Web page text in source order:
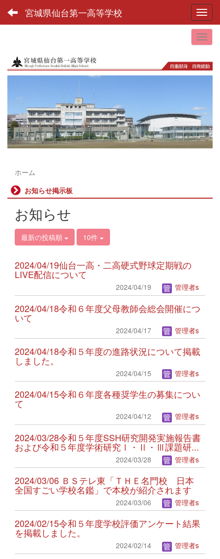
宮城県仙台第一高等学校
ホーム
お知らせ掲示板
お知らせ
最新の投稿順 10件
2024/04/19仙台一高・二高硬式野球定期戦の
LIVE配信について
2024/04/19 管理者s
2024/04/18令和６年度父母教師会総会開催につ
いて
2024/04/17 管理者s
2024/04/18令和５年度の進路状況について掲載
しました。
2024/04/15 管理者s
2024/04/15令和６年度各種奨学生の募集につい
て
2024/04/12 管理者s
2024/03/28令和５年度SSH研究開発実施報告書
および令和５年度学術研究Ⅰ・Ⅱ・Ⅲ課題研...
2024/03/28 管理者s
2024/03/06 ＢＳテレ東「ＴＨＥ名門校 日本
全国すごい学校名鑑」で本校が紹介されます
2024/03/06 管理者s
2024/02/15令和５年度学校評価アンケート結果
を掲載しました。
2024/02/14 管理者s